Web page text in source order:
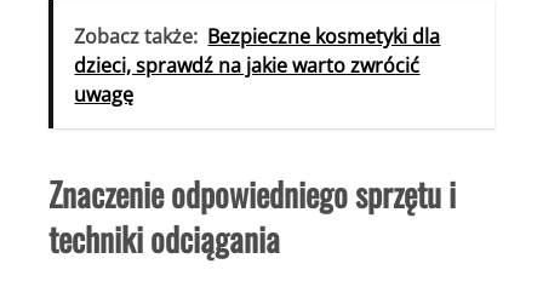
Zobacz także: Bezpieczne kosmetyki dla
dzieci, sprawdź na jakie warto zwrócić
uwagę
Znaczenie odpowiedniego sprzętu i
techniki odciągania